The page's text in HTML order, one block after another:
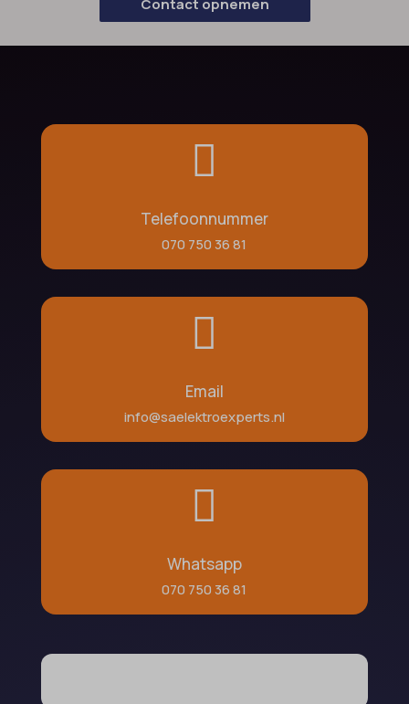
Contact opnemen

Telefoonnummer
070 750 36 81

Email
info@saelektroexperts.nl

Whatsapp
070 750 36 81